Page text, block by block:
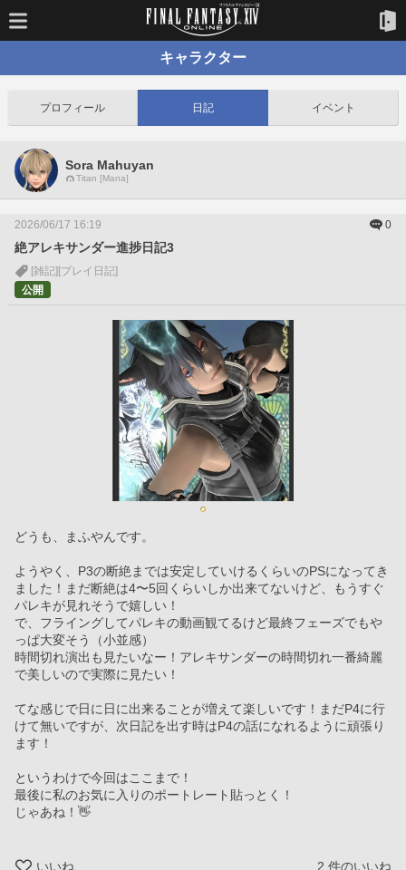
キャラクター
プロフィール 日記 イベント
Sora Mahuyan
Titan [Mana]
2026/06/17 16:19 0
絶アレキサンダー進捗日記3
[雑記] [プレイ日記]
公開
どうも、まふやんです。
ようやく、P3の断絶までは安定していけるくらいのPSになってき
ました！まだ断絶は4〜5回くらいしか出来てないけど、もうすぐ
パレキが見れそうで嬉しい！
で、フライングしてパレキの動画観てるけど最終フェーズでもや
っぱ大変そう（小並感）
時間切れ演出も見たいなー！アレキサンダーの時間切れ一番綺麗
で美しいので実際に見たい！
てな感じで日に日に出来ることが増えて楽しいです！まだP4に行
けて無いですが、次日記を出す時はP4の話になれるように頑張り
ます！
というわけで今回はここまで！
最後に私のお気に入りのポートレート貼っとく！
じゃあね！👋
いいね 2 件のいいね